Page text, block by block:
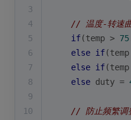
3
4
// 温度-转速
5
if(temp >
6
else if
7
else if
8
else duty =
9
10
// 防止频繁调